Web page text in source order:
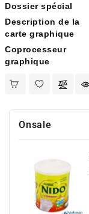
Dossier spécial
Description de la
carte graphique
Coprocesseur
graphique
Onsale